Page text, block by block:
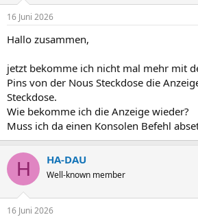
16 Juni 2026
Hallo zusammen,
jetzt bekomme ich nicht mal mehr mit
Pins von der Nous Steckdose die
Steckdose.
Wie bekomme ich die Anzeige wieder?
Muss ich da einen Konsolen Befehl
H HA-DAU
Well-known member
16 Juni 2026